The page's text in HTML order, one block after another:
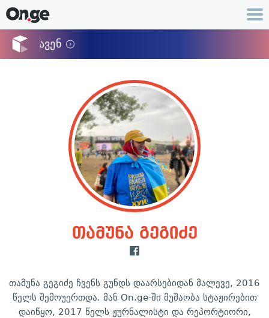
თამუნა გეგიძე
თამუნა გეგიძე ჩვენს გუნდს დაარსებიდან მალევე, 2016
წელს შემოუერთდა. მან On.ge-ში მუშაობა სტაჟირებით
დაიწყო, 2017 წელს ჟურნალისტი და რეპორტიორი,